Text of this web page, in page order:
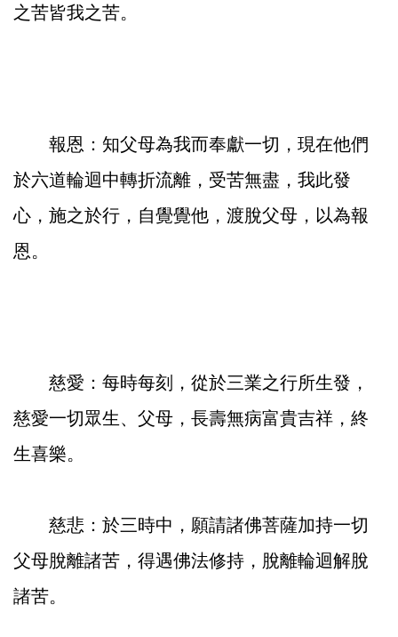
之苦皆我之苦。
報恩：知父母為我而奉獻一切，現在他們
於六道輪迴中轉折流離，受苦無盡，我此發
心，施之於行，自覺覺他，渡脫父母，以為報
恩。
慈愛：每時每刻，從於三業之行所生發，
慈愛一切眾生、父母，長壽無病富貴吉祥，終
生喜樂。
慈悲：於三時中，願請諸佛菩薩加持一切
父母脫離諸苦，得遇佛法修持，脫離輪迴解脫
諸苦。